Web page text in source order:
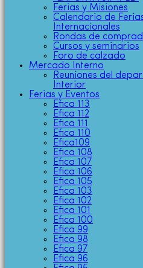
Ferias y Misiones
Calendario de
Internacionales
Rondas de
Cursos y seminarios
Foro de calzado
Mercado Interno
Reuniones del
Interior
Ferias y Eventos
Efica 113
Efica 112
Efica 111
Efica 110
Efica109
Efica 108
Efica 107
Efica 106
Efica 105
Efica 103
Efica 102
Efica 101
Efica 100
Efica 99
Efica 98
Efica 97
Efica 96